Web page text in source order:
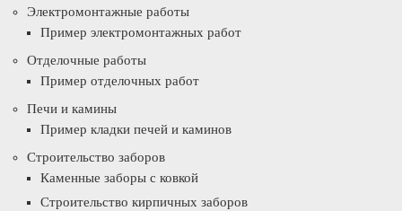
Электромонтажные работы
Пример электромонтажных работ
Отделочные работы
Пример отделочных работ
Печи и камины
Пример кладки печей и каминов
Строительство заборов
Каменные заборы с ковкой
Строительство кирпичных заборов